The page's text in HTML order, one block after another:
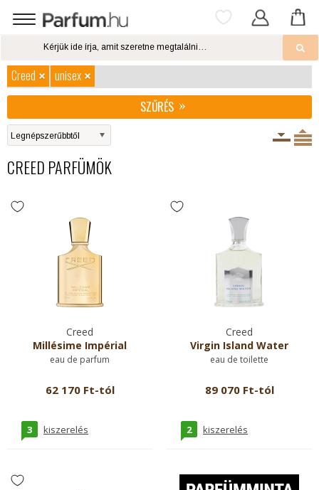
Creed
unisex
SZŰRÉS
CREED PARFÜMÖK
Creed
Millésime Impérial
eau de parfum
62 170 Ft-tól
3 kiszerelés
Creed
Virgin Island Water
eau de toilette
89 070 Ft-tól
2 kiszerelés